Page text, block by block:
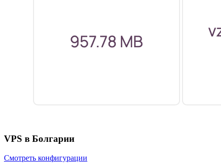
VPS в Болгарии
Смотреть конфигурации